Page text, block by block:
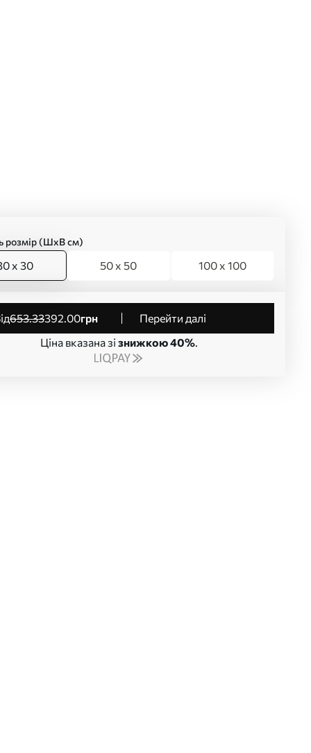
розмір (ШхВ см)
x 30 50 x 50 100 x 100
від653.33392.00грн
Перейти далі
Ціна вказана зі знижкою 40%.